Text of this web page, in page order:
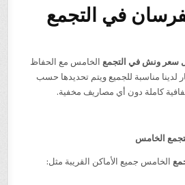
في التجمع
سعر ونش في التجمع الخامس مع الحفاظ
لدينا مناسبة للجميع ويتم تحديدها حسب
كاملة دون أي مصاريف مخفية.
الخامس
الخامس جميع الأماكن القريبة مثل: